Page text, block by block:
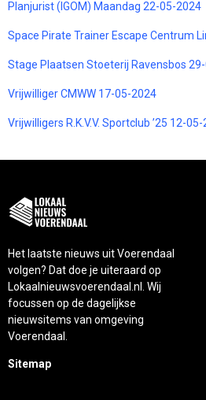
Planjurist (IGOM) Maandag 22-05-2024
Space Pirate Trainer Escape Centrum
Stage Plaatsen Stoeterij Ravensbos
Vrijwilliger CMWW 17-05-2024
Vrijwilligers R.K.V.V. Sportclub ’25 12-
Het laatste nieuws uit Voerendaal
volgen? Dat doe je uiteraard op
Lokaalnieuwsvoerendaal.nl. Wij
focussen op de dagelijkse
nieuwsitems van omgeving
Voerendaal.
Sitemap